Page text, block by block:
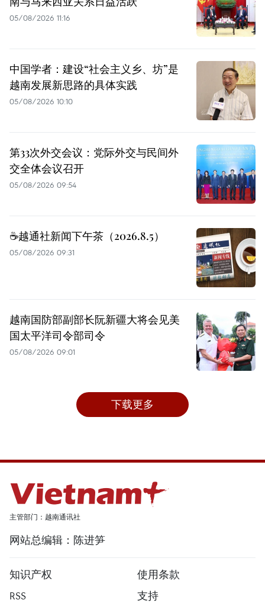
05/08/2026 11:16
中国学者：建设“社会主义乡、坊”是
越南发展新思路的具体实践
05/08/2026 10:10
第33次外交会议：党际外交与民间外
交全体会议召开
05/08/2026 09:54
☕️越通社新闻下午茶（2026.8.5）
05/08/2026 09:31
越南国防部副部长阮新疆大将会见美
国太平洋司令部司令
05/08/2026 09:01
下载更多
主管部门：越南通讯社
网站总编辑：陈进笋
知识产权
使用条款
RSS
支持